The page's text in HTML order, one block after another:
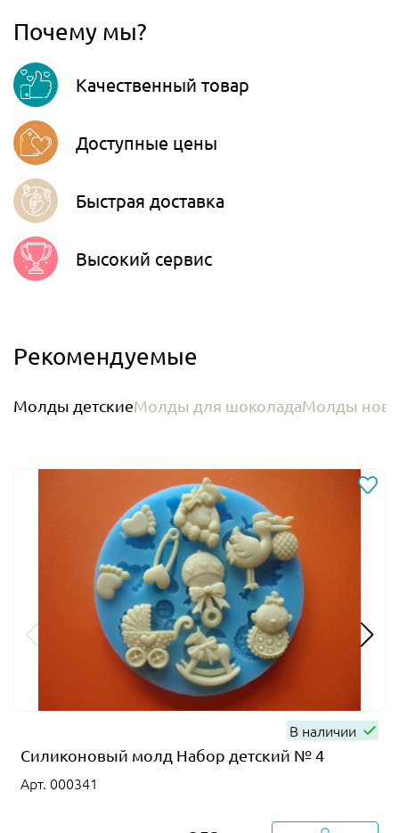
067
Telegram
Почему мы?
Качественный товар
Доступные цены
Быстрая доставка
Высокий сервис
Рекомендуемые
Молды детскиеМолды для шоколадаМолды
В наличии
Силиконовый молд Набор детский № 4
Арт. 000341